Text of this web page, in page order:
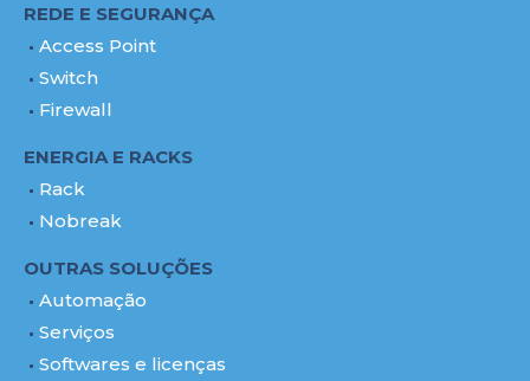
REDE E SEGURANÇA
Access Point
Switch
Firewall
ENERGIA E RACKS
Rack
Nobreak
OUTRAS SOLUÇÕES
Automação
Serviços
Softwares e licenças